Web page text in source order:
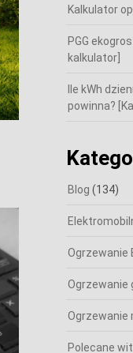
Kalkulator
PGG
kalkulator]
Ile kWh
powinna?
Blog (134)
Ogrzewanie
Ogrzewanie
Ogrzewanie
Polecane